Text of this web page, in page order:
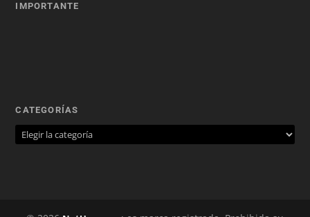
IMPORTANTE
CATEGORÍAS